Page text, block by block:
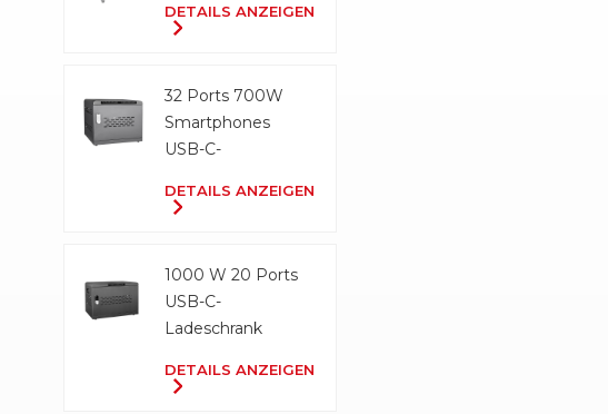
DETAILS ANZEIGEN
32 Ports 700W
Smartphones
USB-C-
DETAILS ANZEIGEN
1000 W 20 Ports
USB-C-
Ladeschrank
DETAILS ANZEIGEN